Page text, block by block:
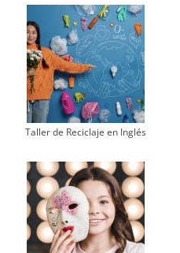
Taller de Reciclaje en Inglés